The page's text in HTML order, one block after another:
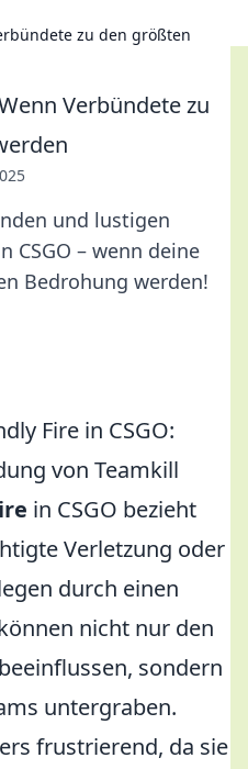
zu den größten
Verbündete zu
und lustigen
CSGO – wenn deine
Bedrohung werden!
Fire in CSGO:
von Teamkill
in CSGO bezieht
Verletzung oder
durch einen
nicht nur den
sondern
untergraben.
frustrierend, da sie